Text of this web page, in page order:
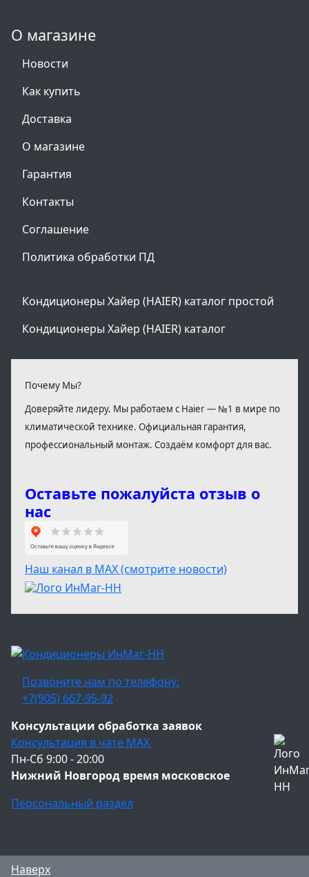
О магазине
Новости
Как купить
Доставка
О магазине
Гарантия
Контакты
Соглашение
Политика обработки ПД
Кондиционеры Хайер (HAIER) каталог простой
Кондиционеры Хайер (HAIER) каталог
Почему Мы?
Доверяйте лидеру. Мы работаем с Haier — №1 в мире по
климатической технике. Официальная гарантия,
профессиональный монтаж. Создаём комфорт для вас.
Оставьте пожалуйста отзыв о
нас
Наш канал в МАХ (смотрите новости)
Позвоните нам по телефону:
+7(905) 667-95-92
Консультации обработка заявок
Консультация в чате МАХ
Пн-Сб 9:00 - 20:00
Нижний Новгород время московское
Персональный раздел
Наверх